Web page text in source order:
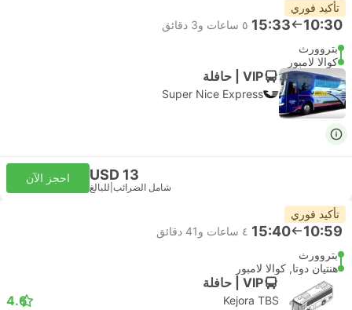
تأكيد فوري
10:30
15:33 ٥ ساعات و‫3 دقائق
بتروورث
كوالا لامبور
VIP | حافلة
Super Nice Express
USD 13
شامل الضرائب للبالغ
احجز الآن
تأكيد فوري
10:59
15:40 ٤ ساعات و‫41 دقائق
بتروورث
هنتيان دوتا, كوالا لامبور
VIP | حافلة
Kejora TBS
4.6